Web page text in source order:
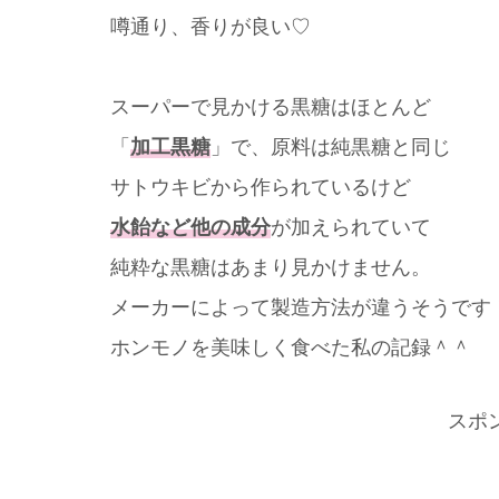
噂通り、香りが良い♡
スーパーで見かける黒糖はほとんど
「 加工黒糖 」で、原料は純黒糖と同じ
サトウキビから作られているけど
水飴など他の成分が加えられていて
純粋な黒糖はあまり見かけません。
メーカーによって製造方法が違うそうです
ホンモノを美味しく食べた私の記録＾＾
スポ